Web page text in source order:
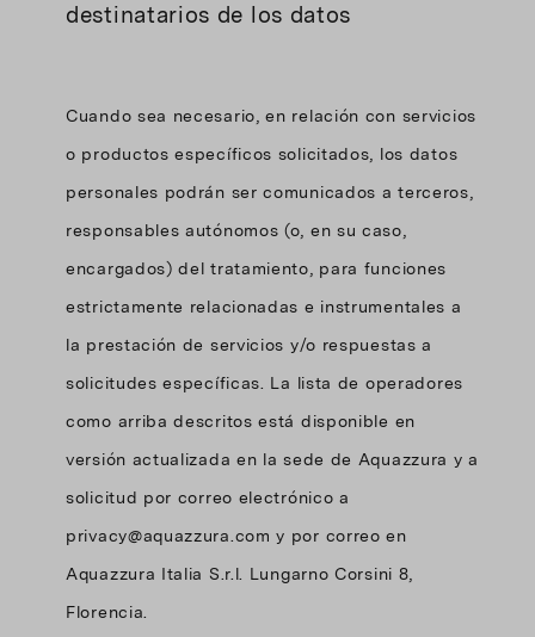
destinatarios de los datos
Cuando sea necesario, en relación con servicios
o productos específicos solicitados, los datos
personales podrán ser comunicados a terceros,
responsables autónomos (o, en su caso,
encargados) del tratamiento, para funciones
estrictamente relacionadas e instrumentales a
la prestación de servicios y/o respuestas a
solicitudes específicas. La lista de operadores
como arriba descritos está disponible en
versión actualizada en la sede de Aquazzura y a
solicitud por correo electrónico a
privacy@aquazzura.com y por correo en
Aquazzura Italia S.r.l. Lungarno Corsini 8,
Florencia.